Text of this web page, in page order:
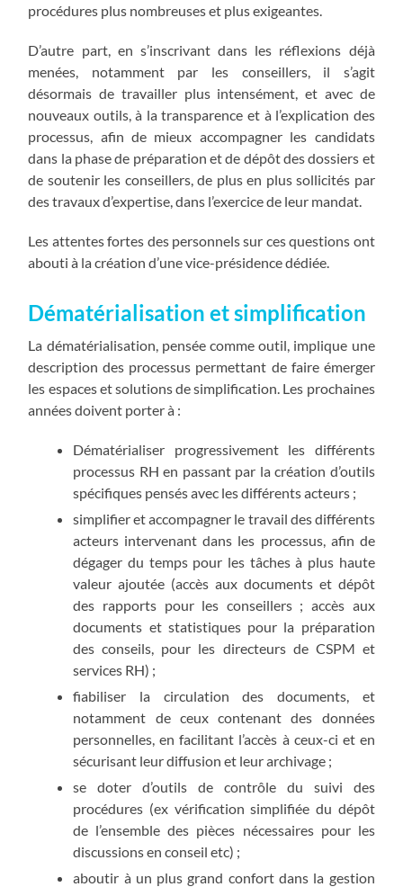
procédures plus nombreuses et plus exigeantes.
D’autre part, en s’inscrivant dans les réflexions déjà
menées, notamment par les conseillers, il s’agit
désormais de travailler plus intensément, et avec de
nouveaux outils, à la transparence et à l’explication des
processus, afin de mieux accompagner les candidats
dans la phase de préparation et de dépôt des dossiers et
de soutenir les conseillers, de plus en plus sollicités par
des travaux d’expertise, dans l’exercice de leur mandat.
Les attentes fortes des personnels sur ces questions ont
abouti à la création d’une vice-présidence dédiée.
Dématérialisation et simplification
La dématérialisation, pensée comme outil, implique une
description des processus permettant de faire émerger
les espaces et solutions de simplification. Les prochaines
années doivent porter à :
Dématérialiser progressivement les différents
processus RH en passant par la création d’outils
spécifiques pensés avec les différents acteurs ;
simplifier et accompagner le travail des différents
acteurs intervenant dans les processus, afin de
dégager du temps pour les tâches à plus haute
valeur ajoutée (accès aux documents et dépôt
des rapports pour les conseillers ; accès aux
documents et statistiques pour la préparation
des conseils, pour les directeurs de CSPM et
services RH) ;
fiabiliser la circulation des documents, et
notamment de ceux contenant des données
personnelles, en facilitant l’accès à ceux-ci et en
sécurisant leur diffusion et leur archivage ;
se doter d’outils de contrôle du suivi des
procédures (ex vérification simplifiée du dépôt
de l’ensemble des pièces nécessaires pour les
discussions en conseil etc) ;
aboutir à un plus grand confort dans la gestion